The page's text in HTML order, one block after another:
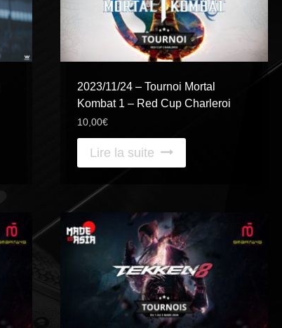
2023/11/24 – Tournoi Mortal
Kombat 1 – Red Cup Charleroi
10,00€
Lire la suite